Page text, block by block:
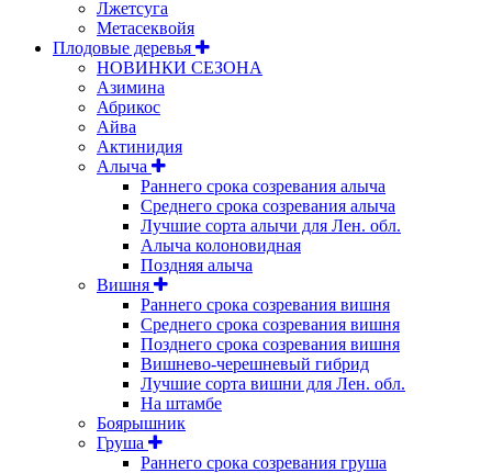
Лжетсуга
Метасеквойя
Плодовые деревья
НОВИНКИ СЕЗОНА
Азимина
Абрикос
Айва
Актинидия
Алыча
Раннего срока созревания алыча
Среднего срока созревания алыча
Лучшие сорта алычи для Лен. обл.
Алыча колоновидная
Поздняя алыча
Вишня
Раннего срока созревания вишня
Среднего срока созревания вишня
Позднего срока созревания вишня
Вишнево-черешневый гибрид
Лучшие сорта вишни для Лен. обл.
На штамбе
Боярышник
Груша
Раннего срока созревания груша